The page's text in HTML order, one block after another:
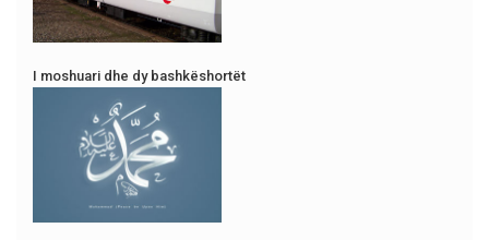
I moshuari dhe dy bashkëshortët